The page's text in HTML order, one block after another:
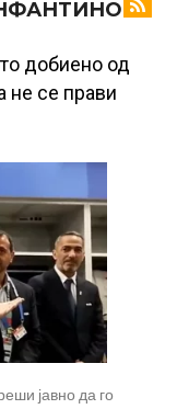
потсмев: Навивачите го
Познатиот тешкаш го
– сам против
Јунајтед. Не е
Саудиска Арабија
во ПСЖ
добиено од
не се прави
јавно да го